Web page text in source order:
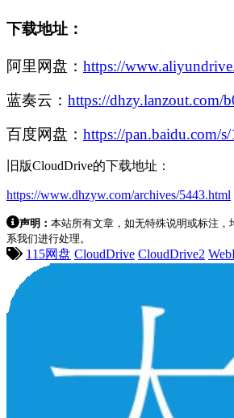
下载地址：
阿里网盘： https://
蓝奏云： https://dhzy.lanzout.com/
百度网盘： https://pan.baidu.com/
旧版CloudDrive的下载地址：
https://www.dhzyw.com/archives/5443.html
声明： 本站所有文章，如无特殊说明或标注
系我们进行处理。
115网盘 CloudDrive CloudDrive2